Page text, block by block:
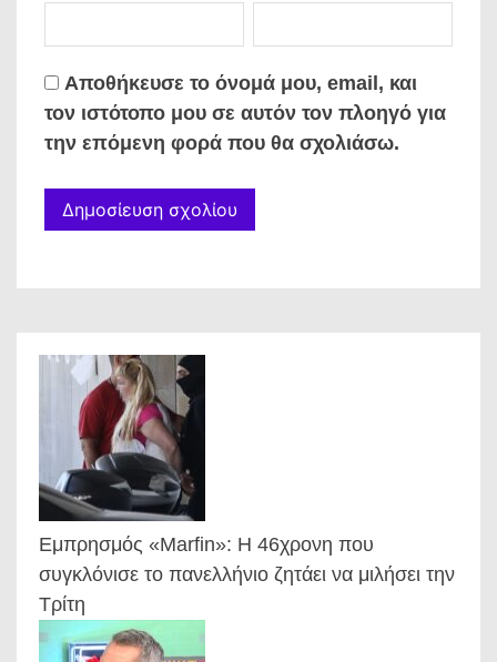
Αποθήκευσε το όνομά μου, email, και
τον ιστότοπο μου σε αυτόν τον πλοηγό για
την επόμενη φορά που θα σχολιάσω.
Εμπρησμός «Marfin»: Η 46χρονη που
συγκλόνισε το πανελλήνιο ζητάει να μιλήσει την
Τρίτη